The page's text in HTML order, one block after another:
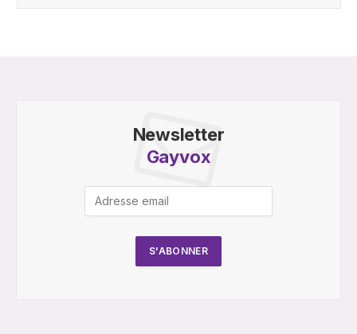
Newsletter
Gayvox